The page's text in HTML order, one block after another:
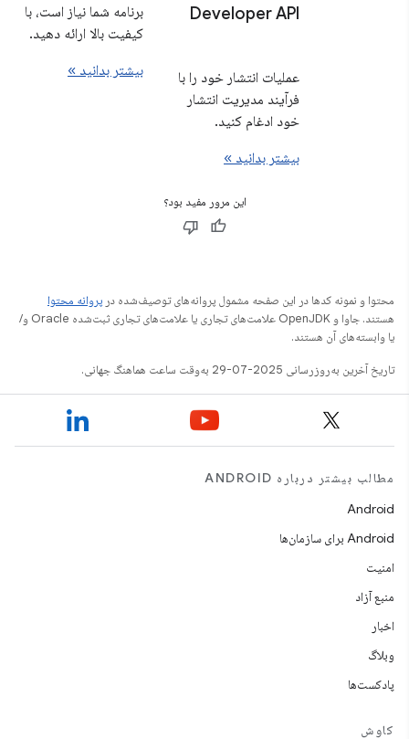
برنامه شما نیاز است، با
کیفیت بالا ارائه دهید.
بیشتر بدانید »
Developer API
عملیات انتشار خود را با
فرآیند مدیریت انتشار
خود ادغام کنید.
بیشتر بدانید »
این مرور مفید بود؟
محتوا و نمونه کدها در این صفحه مشمول پروانه‌های توصیف‌شده در پروانه محتوا
هستند. جاوا و OpenJDK علامت‌های تجاری یا علامت‌های تجاری ثبت‌شده Oracle و/
یا وابسته‌های آن هستند.
تاریخ آخرین به‌روزرسانی 2025-07-29 به‌وقت ساعت هماهنگ جهانی.
مطالب بیشتر درباره ANDROID
Android
Android برای سازمان‌ها
امنیت
منبع آزاد
اخبار
وبلاگ
پادکست‌ها
کاوش